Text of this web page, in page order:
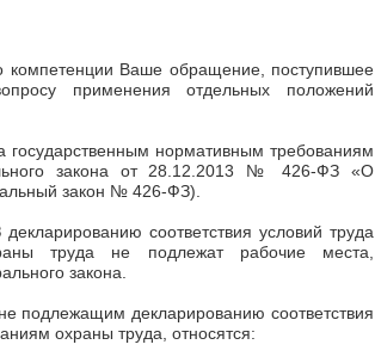
компетенции Ваше обращение, поступившее
применения отдельных положений
государственным нормативным требованиям
закона от 28.12.2013 № 426-ФЗ «О
закон № 426-ФЗ).
соответствия условий труда
труда не подлежат рабочие места,
закона.
подлежащим декларированию соответствия
охраны труда, относятся: